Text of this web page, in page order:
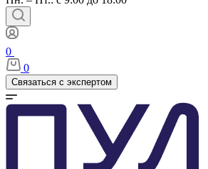
0
0
Связаться с экспертом